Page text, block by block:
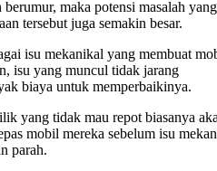
maka potensi masalah yang
tersebut juga semakin besar.
isu mekanikal yang membuat
isu yang muncul tidak jarang
biaya untuk memperbaikinya.
yang tidak mau repot biasanya
mobil mereka sebelum isu
parah.